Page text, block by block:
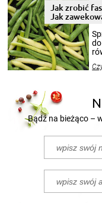
Jak zrobić
Jak
Bądź na bieżąco –